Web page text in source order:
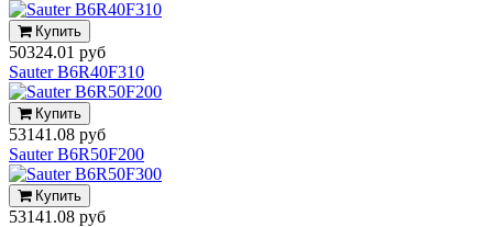
Купить
50324.01 руб
Sauter B6R40F310
Купить
53141.08 руб
Sauter B6R50F200
Купить
53141.08 руб